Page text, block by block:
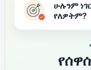
ሁሉንም
የለዎትም?